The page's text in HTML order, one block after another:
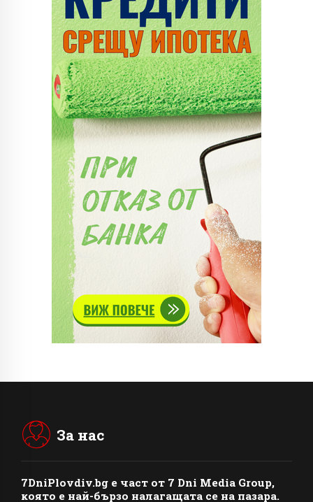
За нас
7DniPlovdiv.bg e част от 7 Dni Media Group,
която е най-бързо налагащата се на пазара.